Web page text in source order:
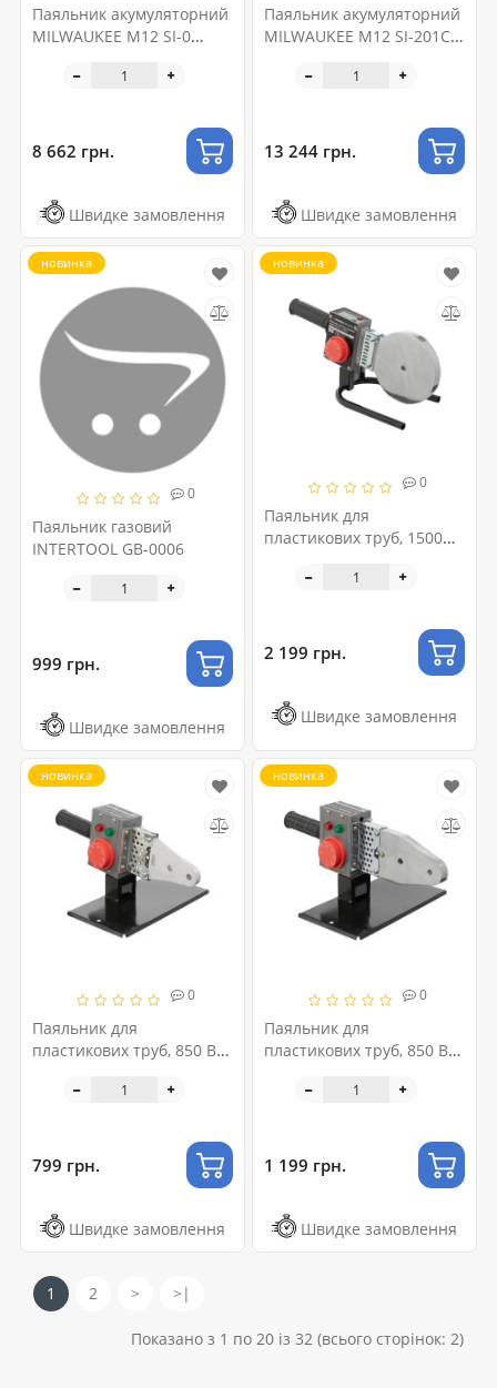
Паяльник акумуляторний
MILWAUKEE M12 SI-0
8 662 грн.
Швидке замовлення
Паяльник акумуляторний
MILWAUKEE M12 SI-201C
13 244 грн.
Швидке замовлення
0
Паяльник газовий
INTERTOOL GB-0006
новинка
999 грн.
Швидке замовлення
0
Паяльник для
пластикових труб, 1500
90, 110 мм, металевий
новинка
2 199 грн.
Швидке замовлення
0
Паяльник для
пластикових труб, 850 Вт,
мм, металевий кейс
новинка
799 грн.
Швидке замовлення
0
Паяльник для
пластикових труб, 850 Вт,
32, 40, 50, 63 мм,
новинка
1 199 грн.
Швидке замовлення
1 2 > >|
Показано з 1 по 20 із 32 (всього сторінок: 2)